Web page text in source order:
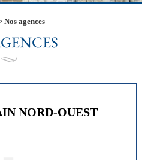
Nos agences
NORD-OUEST